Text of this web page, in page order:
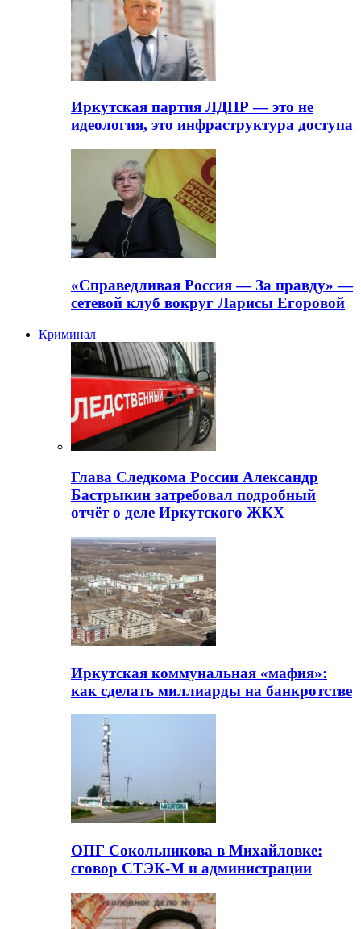
Иркутская партия ЛДПР — это не
идеология, это инфраструктура доступа
«Справедливая Россия — За правду» —
сетевой клуб вокруг Ларисы Егоровой
Криминал
Глава Следкома России Александр
Бастрыкин затребовал подробный
отчёт о деле Иркутского ЖКХ
Иркутская коммунальная «мафия»:
как сделать миллиарды на банкротстве
ОПГ Сокольникова в Михайловке:
сговор СТЭК-М и администрации